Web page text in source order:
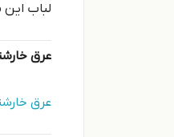
لباب
عرق
عرق